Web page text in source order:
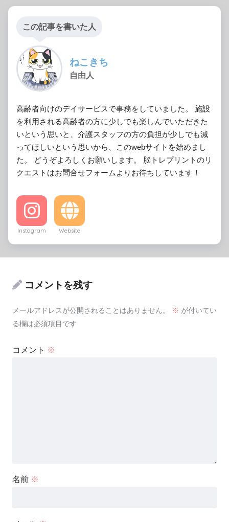
この記事を書いた人
ねこきち
自由人
高齢者向けのデイサービスで事務をしていました。 施設
を利用される高齢者の方に少しでも楽しんでいただきた
いという思いと、介護スタッフの方の負担が少しでも減
ってほしいという思いから、このwebサイトを始めまし
た。 どうぞよろしくお願いします。 脳トレプリントのリ
クエストはお問合せフォームよりお待ちしています！
Instagram Website
コメントを残す
メールアドレスが公開されることはありません。 ※ が付いてい
る欄は必須項目です
コメント ※
名前 ※